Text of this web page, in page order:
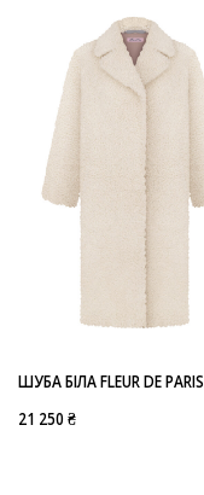
ШУБА БІЛА FLEUR DE PARIS
21 250 ₴